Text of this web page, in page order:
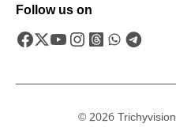
Follow us on
© 2026